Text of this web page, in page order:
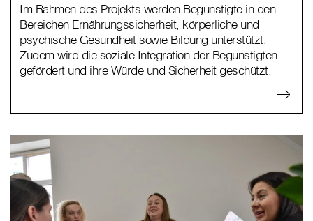
Im Rahmen des Projekts werden Begünstigte in den
Bereichen Ernährungssicherheit, körperliche und
psychische Gesundheit sowie Bildung unterstützt.
Zudem wird die soziale Integration der Begünstigten
gefördert und ihre Würde und Sicherheit geschützt.